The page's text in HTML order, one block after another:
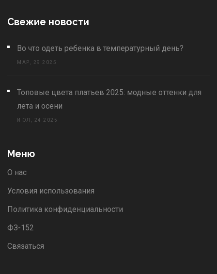
Свежие новости
Во что одеть ребенка в температурный день?
МАР, 29 2025
Топовые цвета платьев 2025: модные оттенки для
лета и осени
ИЮЛ, 24 2025
Меню
О нас
Условия использования
Политика конфиденциальности
ФЗ-152
Связаться